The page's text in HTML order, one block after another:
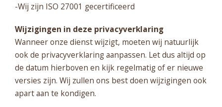
-Wij zijn ISO 27001 gecertificeerd
Wijzigingen in deze privacyverklaring
Wanneer onze dienst wijzigt, moeten wij natuurlijk
ook de privacyverklaring aanpassen. Let dus altijd op
de datum hierboven en kijk regelmatig of er nieuwe
versies zijn. Wij zullen ons best doen wijzigingen ook
apart aan te kondigen.